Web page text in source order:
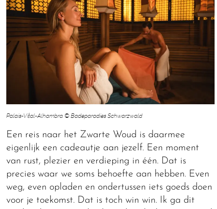
Palais-Vital-Alhambra © Badeparadies Schwarzwald
Een reis naar het Zwarte Woud is daarmee
eigenlijk een cadeautje aan jezelf. Een moment
van rust, plezier en verdieping in één. Dat is
precies waar we soms behoefte aan hebben. Even
weg, even opladen en ondertussen iets goeds doen
voor je toekomst. Dat is toch win win. Ik ga dit